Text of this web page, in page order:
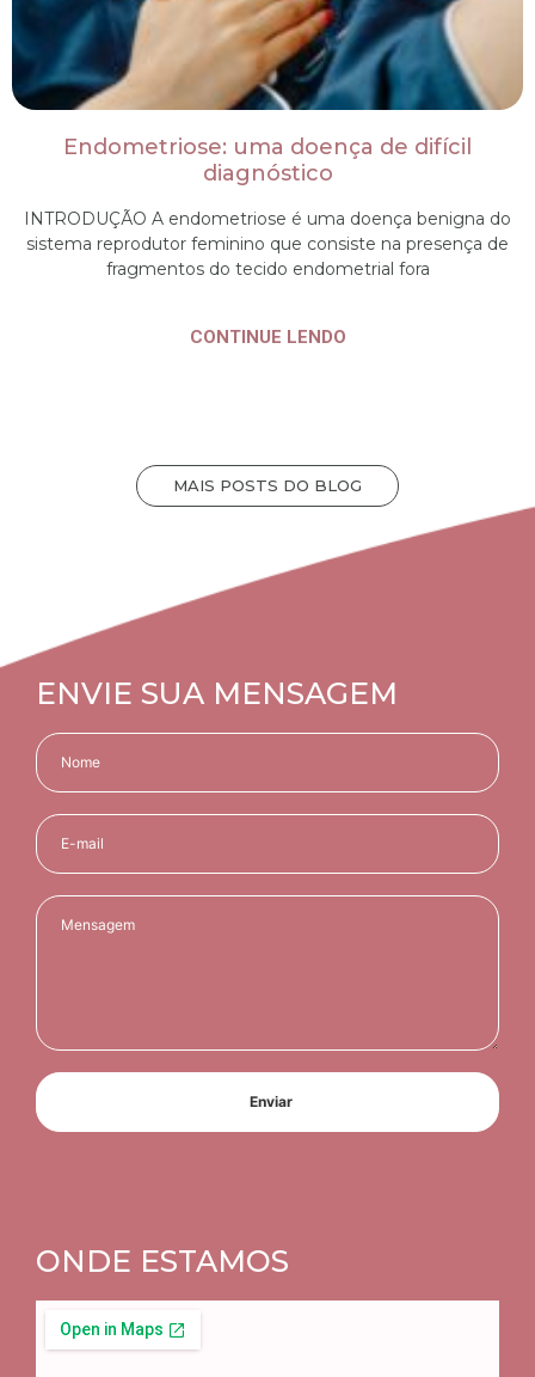
Endometriose: uma doença de difícil
diagnóstico
INTRODUÇÃO A endometriose é uma doença benigna do
sistema reprodutor feminino que consiste na presença de
fragmentos do tecido endometrial fora
CONTINUE LENDO
MAIS POSTS DO BLOG
ENVIE SUA MENSAGEM
ONDE ESTAMOS